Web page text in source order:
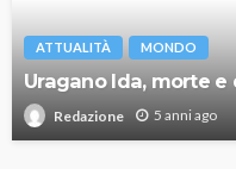
ATTUALITÀ MONDO
Uragano Ida, morte
Redazione 5 anni ago